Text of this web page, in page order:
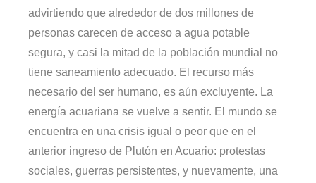
advirtiendo que alrededor de dos millones de
personas carecen de acceso a agua potable
segura, y casi la mitad de la población mundial no
tiene saneamiento adecuado. El recurso más
necesario del ser humano, es aún excluyente. La
energía acuariana se vuelve a sentir. El mundo se
encuentra en una crisis igual o peor que en el
anterior ingreso de Plutón en Acuario: protestas
sociales, guerras persistentes, y nuevamente, una